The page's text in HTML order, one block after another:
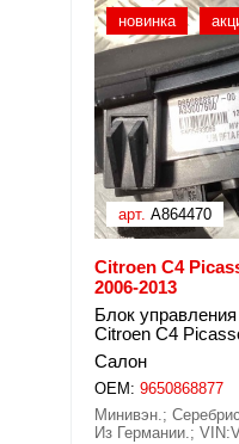
новинка
арт. A864470
Citroen C4
2006-2013
Блок
Citroen C4
Салон
OEM: 9650868877
Минивэн.;
Из Германии.;